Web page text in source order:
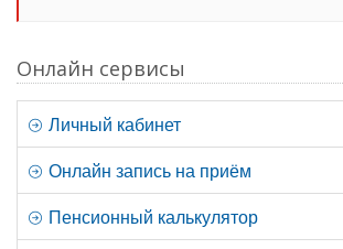
Онлайн сервисы
Личный кабинет
Онлайн запись на приём
Пенсионный калькулятор